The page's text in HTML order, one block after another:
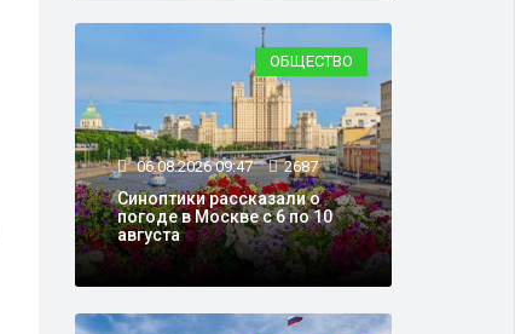
ОБЩЕСТВО
06.08.2026 09:47 2687
Синоптики рассказали о
погоде в Москве с 6 по 10
августа